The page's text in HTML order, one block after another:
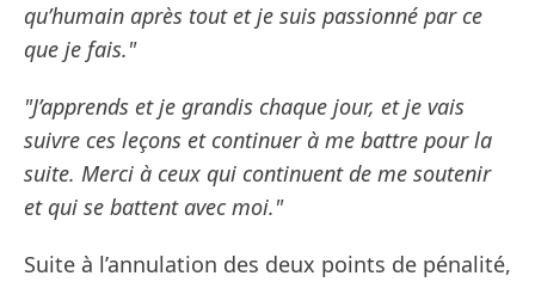
qu’humain après tout et je suis passionné par ce
que je fais."
"J’apprends et je grandis chaque jour, et je vais
suivre ces leçons et continuer à me battre pour la
suite. Merci à ceux qui continuent de me soutenir
et qui se battent avec moi."
Suite à l’annulation des deux points de pénalité,